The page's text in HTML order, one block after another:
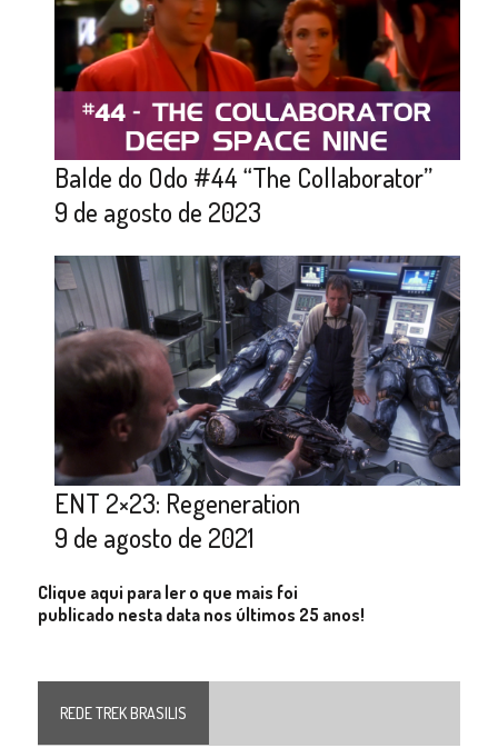
Balde do Odo #44 “The Collaborator”
9 de agosto de 2023
ENT 2×23: Regeneration
9 de agosto de 2021
Clique aqui para ler o que mais foi
publicado nesta data nos últimos 25 anos!
REDE TREK BRASILIS